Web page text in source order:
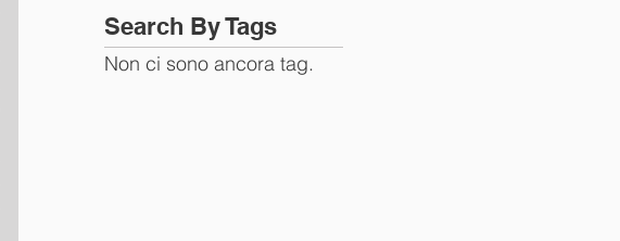
Search By Tags
Non ci sono ancora tag.